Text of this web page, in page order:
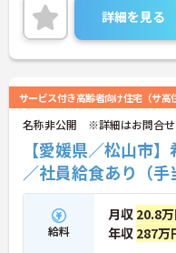
ます。
◆若手～中高年まで幅広い
社員制度などライフスタ
方が可能です。産休・育
付金＋（プラス）」をご
アを強力に支援します。
◆働きながら成長！資格取
種連携で専門知識が磨ける
スキルが給与・役職にしっ
アパス制度が整っている
活躍できます！
詳細を見る
サービス付き高齢者向け住宅（サ高
名称非公開 ※詳細はお問合せ
【愛媛県／松山市
／社員給食あり（
給料
月収 20.8
年収 287万